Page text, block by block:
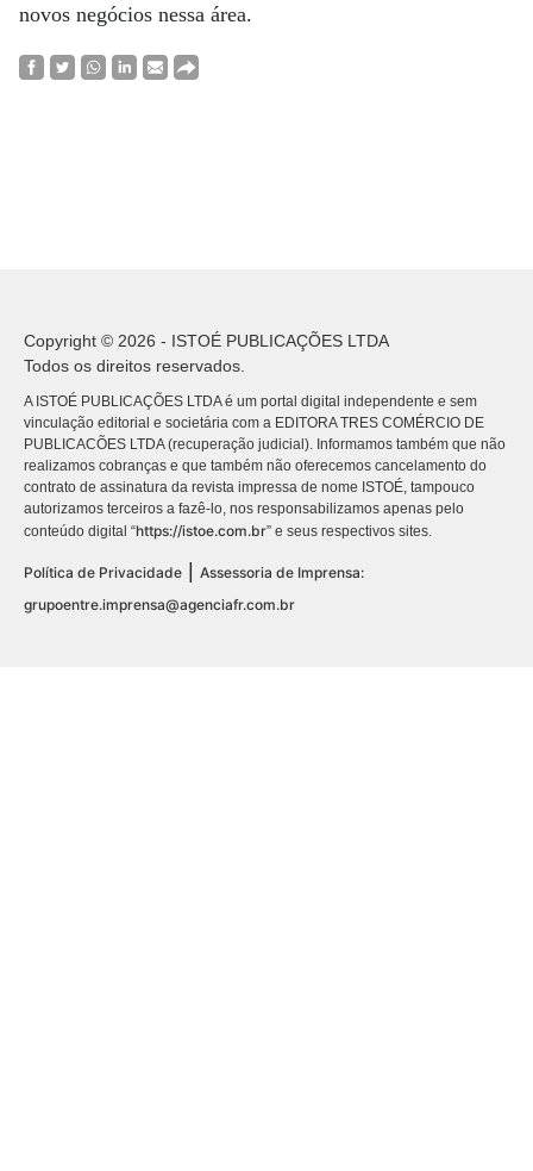
novos negócios nessa área.
Copyright © 2026 - ISTOÉ PUBLICAÇÕES LTDA
Todos os direitos reservados.
A ISTOÉ PUBLICAÇÕES LTDA é um portal digital independente e sem
vinculação editorial e societária com a EDITORA TRES COMÉRCIO DE
PUBLICACÕES LTDA (recuperação judicial). Informamos também que não
realizamos cobranças e que também não oferecemos cancelamento do
contrato de assinatura da revista impressa de nome ISTOÉ, tampouco
autorizamos terceiros a fazê-lo, nos responsabilizamos apenas pelo
conteúdo digital “https://istoe.com.br” e seus respectivos sites.
Política de Privacidade | Assessoria de Imprensa:
grupoentre.imprensa@agenciafr.com.br